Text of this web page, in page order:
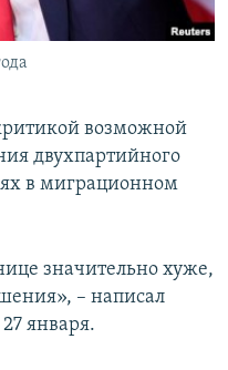
возможной
двухпартийного
в миграционном
значительно хуже,
– написал
января.